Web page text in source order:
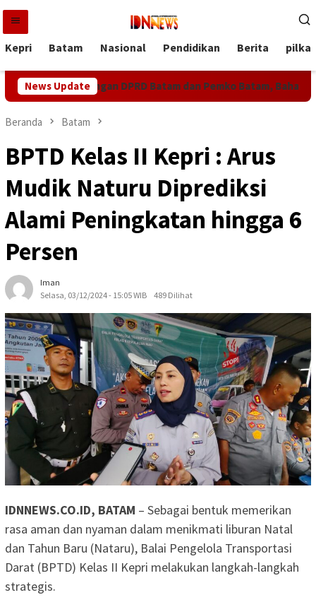
Loncat
konten
Kepri Batam Nasional Pendidikan Berita
News Update
Sinergi dengan DPRD Batam dan Pemko Batam, Bahas
Beranda Batam
BPTD Kelas II Kepri : Arus
Mudik Naturu Diprediksi
Alami Peningkatan hingga 6
Persen
Iman
Selasa, 03/12/2024 - 15:05 WIB
489 Dilihat
IDNNEWS.CO.ID, BATAM – Sebagai bentuk memerikan
rasa aman dan nyaman dalam menikmati liburan Natal
dan Tahun Baru (Nataru), Balai Pengelola Transportasi
Darat (BPTD) Kelas II Kepri melakukan langkah-langkah
strategis.